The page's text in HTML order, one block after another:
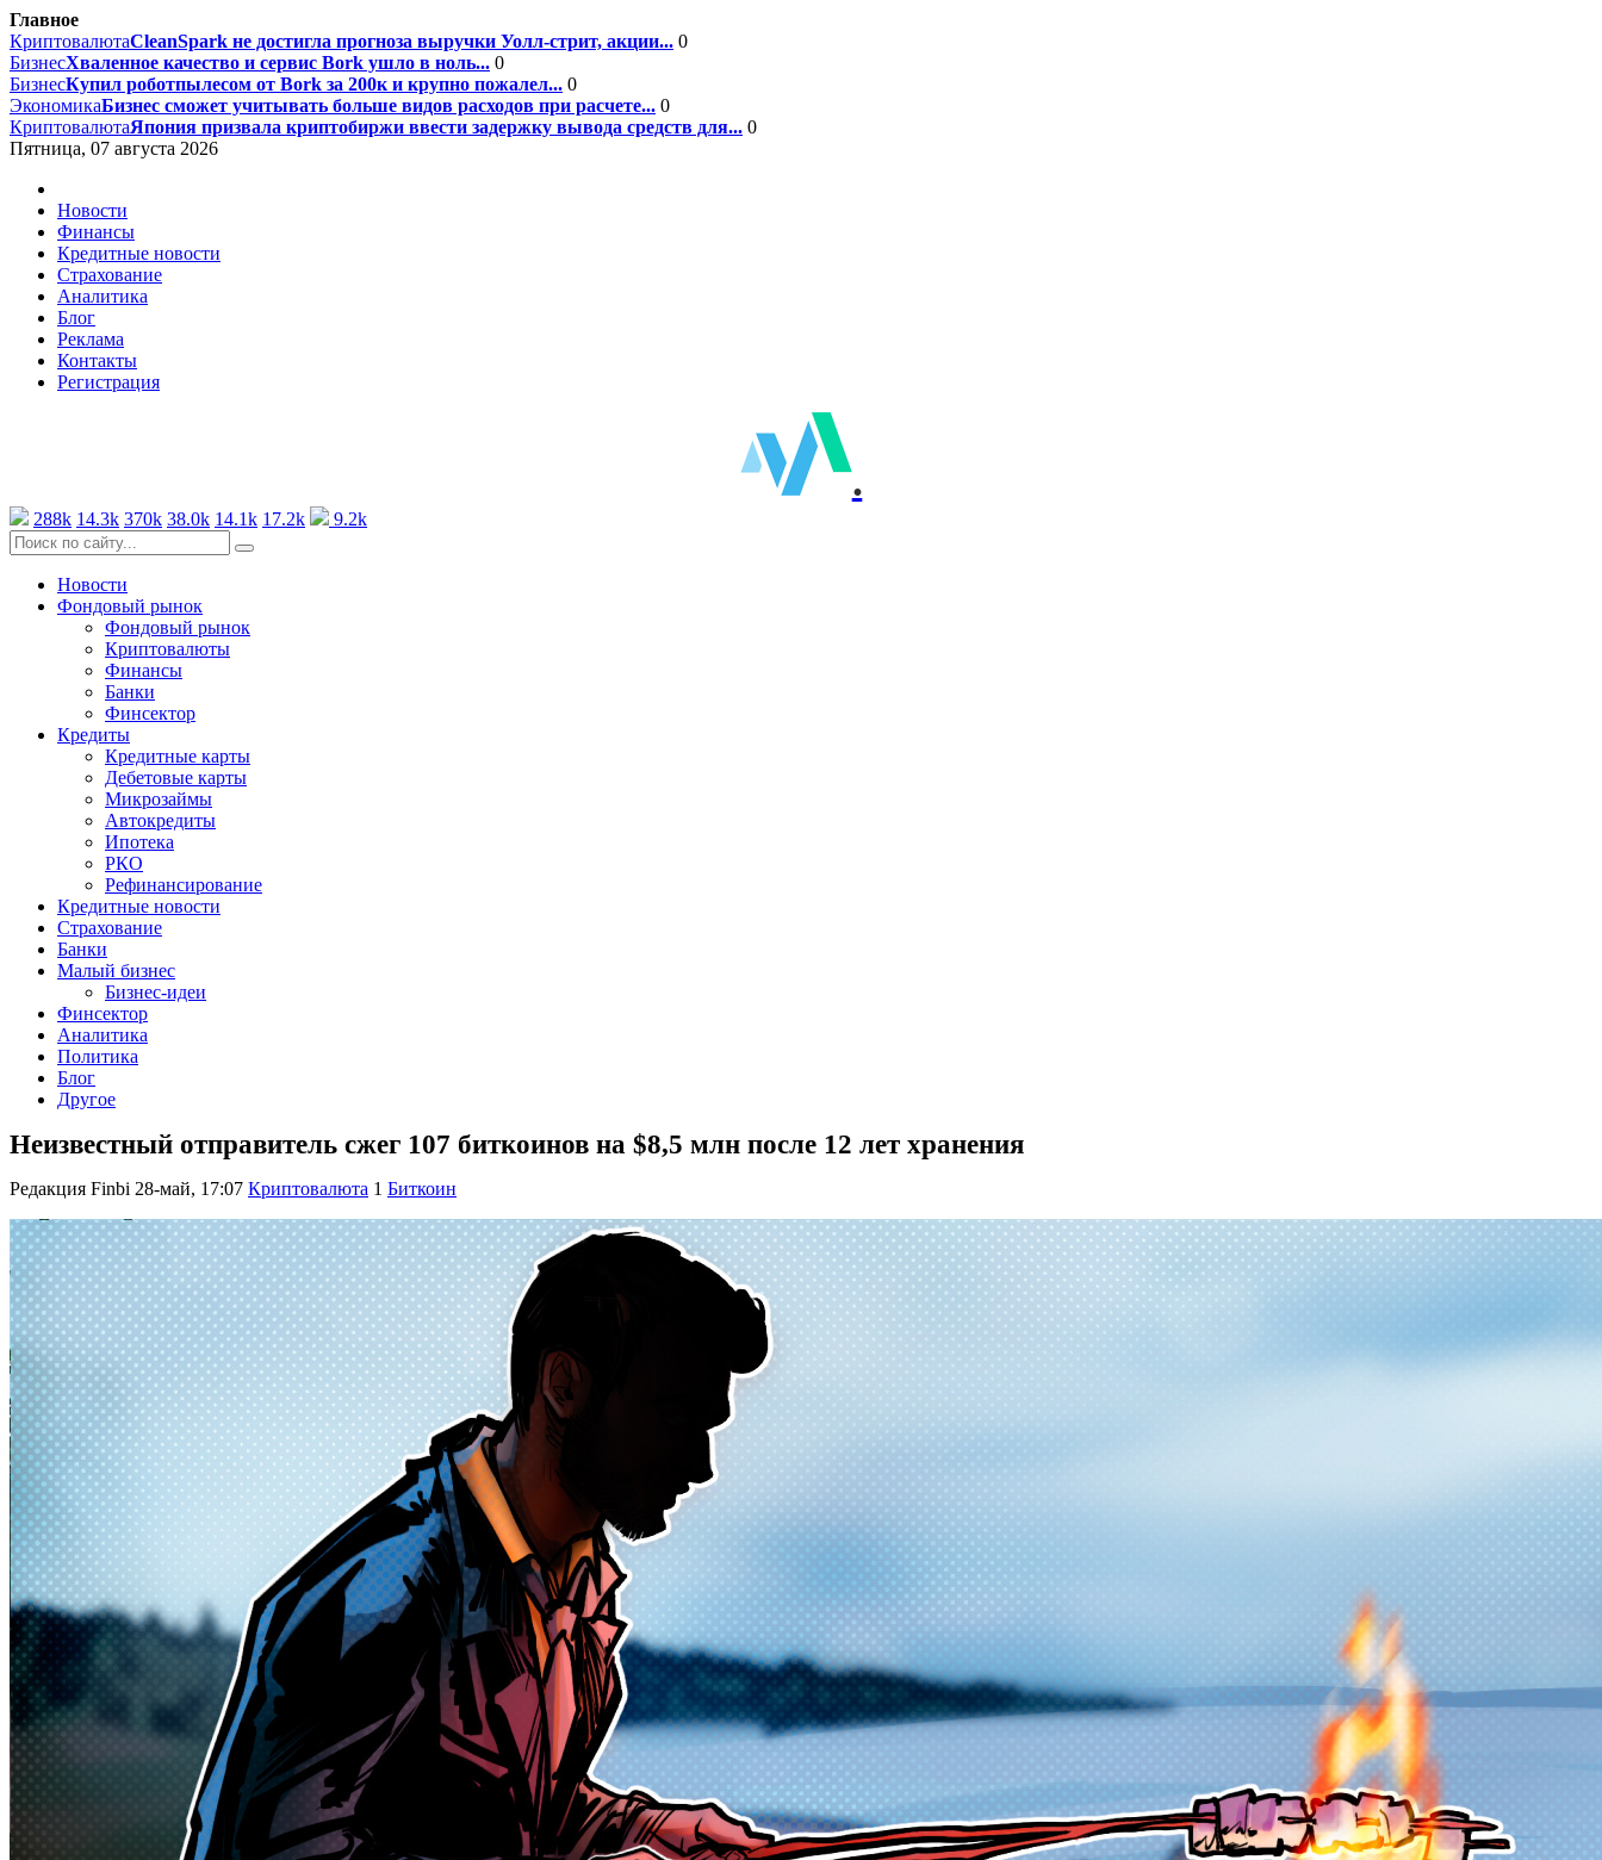
Главное
КриптовалютаCleanSpark не достигла прогноза выручки Уолл-стрит, акции... 0
БизнесХваленное качество и сервис Bork ушло в ноль... 0
БизнесКупил роботпылесом от Bork за 200к и крупно пожалел... 0
ЭкономикаБизнес сможет учитывать больше видов расходов при расчете... 0
КриптовалютаЯпония призвала криптобиржи ввести задержку вывода средств для... 0
Пятница, 07 августа 2026
Новости
Финансы
Кредитные новости
Страхование
Аналитика
Блог
Реклама
Контакты
Регистрация
.
288k 14.3k 370k 38.0k 14.1k 17.2k 9.2k
Новости
Фондовый рынок
Фондовый рынок
Криптовалюты
Финансы
Банки
Финсектор
Кредиты
Кредитные карты
Дебетовые карты
Микрозаймы
Автокредиты
Ипотека
РКО
Рефинансирование
Кредитные новости
Страхование
Банки
Малый бизнес
Бизнес-идеи
Финсектор
Аналитика
Политика
Блог
Другое
Неизвестный отправитель сжег 107 биткоинов на $8,5 млн после 12 лет хранения
Редакция Finbi 28-май, 17:07 Криптовалюта 1 Биткоин